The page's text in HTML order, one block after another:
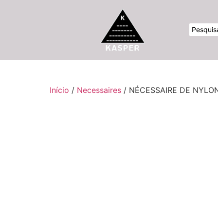
Início / Necessaires / NÉCESSAIRE DE